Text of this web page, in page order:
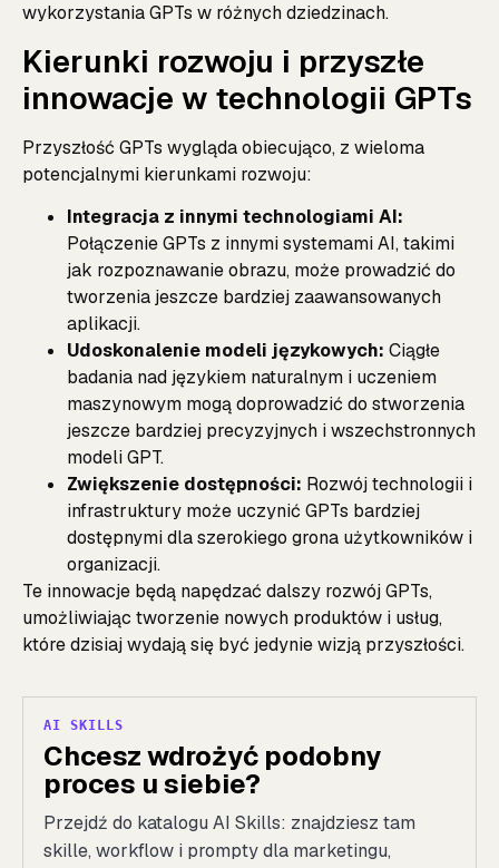
wykorzystania GPTs w różnych dziedzinach.
Kierunki rozwoju i przyszłe
innowacje w technologii GPTs
Przyszłość GPTs wygląda obiecująco, z wieloma
potencjalnymi kierunkami rozwoju:
Integracja z innymi technologiami AI:
Połączenie GPTs z innymi systemami AI, takimi
jak rozpoznawanie obrazu, może prowadzić do
tworzenia jeszcze bardziej zaawansowanych
aplikacji.
Udoskonalenie modeli językowych: Ciągłe
badania nad językiem naturalnym i uczeniem
maszynowym mogą doprowadzić do stworzenia
jeszcze bardziej precyzyjnych i wszechstronnych
modeli GPT.
Zwiększenie dostępności: Rozwój technologii i
infrastruktury może uczynić GPTs bardziej
dostępnymi dla szerokiego grona użytkowników i
organizacji.
Te innowacje będą napędzać dalszy rozwój GPTs,
umożliwiając tworzenie nowych produktów i usług,
które dzisiaj wydają się być jedynie wizją przyszłości.
AI SKILLS
Chcesz wdrożyć podobny
proces u siebie?
Przejdź do katalogu AI Skills: znajdziesz tam
skille, workflow i prompty dla marketingu,